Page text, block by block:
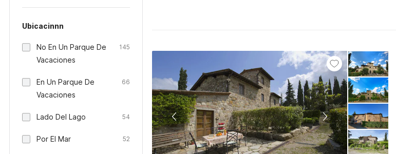
Ubicacinnn
No En Un Parque De
Vacaciones
145
En Un Parque De
Vacaciones
66
Lado Del Lago 54
Por El Mar 52